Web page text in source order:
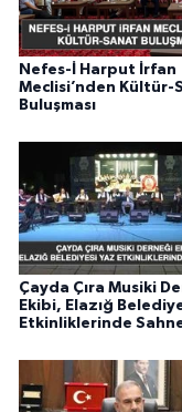
Nefes-İ Harput İrfan
Meclisi’nden Kültür-
Buluşması
Çayda Çıra Musiki
Ekibi, Elazığ
Etkinliklerinde